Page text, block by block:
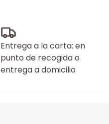
Entrega a la carta: en
punto de recogida o
entrega a domicilio